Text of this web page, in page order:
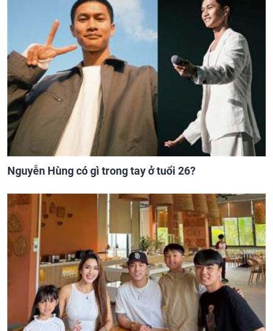
Nguyễn Hùng có gì trong tay ở tuổi 26?